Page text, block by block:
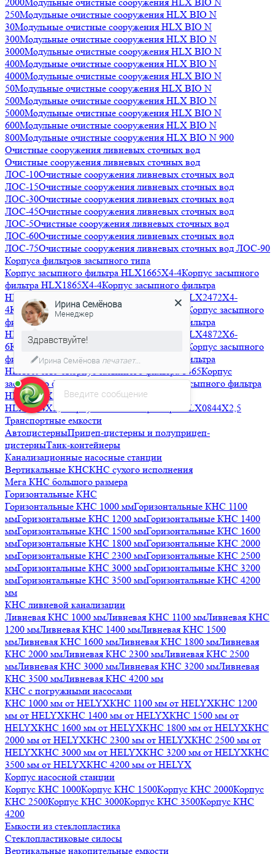
250Модульные очистные сооружения HLX BIO N
30Модульные очистные сооружения HLX BIO N
300Модульные очистные сооружения HLX BIO N
3000Модульные очистные сооружения HLX BIO N
400Модульные очистные сооружения HLX BIO N
4000Модульные очистные сооружения HLX BIO N
50Модульные очистные сооружения HLX BIO N
500Модульные очистные сооружения HLX BIO N
5000Модульные очистные сооружения HLX BIO N
600Модульные очистные сооружения HLX BIO N
800Модульные очистные сооружения HLX BIO N 900
Очистные сооружения ливневых сточных вод
Очистные сооружения ливневых сточных вод
ЛОС-10Очистные сооружения ливневых сточных вод
ЛОС-15Очистные сооружения ливневых сточных вод
ЛОС-30Очистные сооружения ливневых сточных вод
ЛОС-45Очистные сооружения ливневых сточных вод
ЛОС-5Очистные сооружения ливневых сточных вод
ЛОС-60Очистные сооружения ливневых сточных вод
ЛОС-75Очистные сооружения ливневых сточных вод ЛОС-90
Корпуса фильтров засыпного типа
Корпус засыпного фильтра HLX1665X4-4Корпус засыпного
фильтра HLX1865X4-4Корпус засыпного фильтра
HLX2162X4-4
Корпус засыпного фильтра HLX2472X4-
4Корпус засыпного фильтра HLX3072X4-4
Корпус засыпного
фильтра HLX3672X4-4
Корпус засыпного фильтра
HLX4272X6-6
Корпус засыпного фильтра HLX4872X6-
6Корпус засыпного фильтра HLX6386X6-6
Корпус засыпного
фильтра HLX7296X6-6 Корпус засыпного фильтра
HLX8096X6-6Корпус засыпного фильтра 1465Корпус
засыпного фильтра HLX1354X2,5Корпус засыпного фильтра
HLX1248X2,5Корпус засыпного фильтра
HLX1054X2,5Корпус засыпного фильтра HLX0844X2,5
Транспортные емкости
АвтоцистерныПрицеп-цистерны и полуприцеп-
цистерныТанк-контейнеры
Канализационные насосные станции
Вертикальные КНСКНС сухого исполнения
Мега КНС большого размера
Горизонтальные КНС
Горизонтальные КНС 1000 ммГоризонтальные КНС 1100
ммГоризонтальные КНС 1200 ммГоризонтальные КНС 1400
ммГоризонтальные КНС 1500 ммГоризонтальные КНС 1600
ммГоризонтальные КНС 1800 ммГоризонтальные КНС 2000
ммГоризонтальные КНС 2300 ммГоризонтальные КНС 2500
ммГоризонтальные КНС 3000 ммГоризонтальные КНС 3200
ммГоризонтальные КНС 3500 ммГоризонтальные КНС 4200
мм
КНС ливневой канализации
Ливневая КНС 1000 ммЛивневая КНС 1100 ммЛивневая КНС
1200 ммЛивневая КНС 1400 ммЛивневая КНС 1500
ммЛивневая КНС 1600 ммЛивневая КНС 1800 ммЛивневая
КНС 2000 ммЛивневая КНС 2300 ммЛивневая КНС 2500
ммЛивневая КНС 3000 ммЛивневая КНС 3200 ммЛивневая
КНС 3500 ммЛивневая КНС 4200 мм
КНС с погружными насосами
КНС 1000 мм от HELYXКНС 1100 мм от HELYXКНС 1200
мм от HELYXКНС 1400 мм от HELYXКНС 1500 мм от
HELYXКНС 1600 мм от HELYXКНС 1800 мм от HELYXКНС
2000 мм от HELYXКНС 2300 мм от HELYXКНС 2500 мм от
HELYXКНС 3000 мм от HELYXКНС 3200 мм от HELYXКНС
3500 мм от HELYXКНС 4200 мм от HELYX
Корпус насосной станции
Корпус КНС 1000Корпус КНС 1500Корпус КНС 2000Корпус
КНС 2500Корпус КНС 3000Корпус КНС 3500Корпус КНС
4200
Емкости из стеклопластика
Стеклопластиковые силосы
Вертикальные накопительные емкости
Введите сообщение
Ирина Семёнова
Менеджер
Здравствуйте!
Ирина Семёнова печатает...